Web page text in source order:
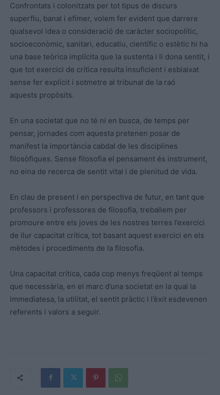
Confrontats i colonitzats per tot tipus de discurs
superflu, banal i efímer, volem fer evident que darrere
qualsevol idea o consideració de caràcter sociopolític,
socioeconòmic, sanitari, educatiu, científic o estètic hi ha
una base teòrica implícita que la sustenta i li dona sentit, i
que tot exercici de crítica resulta insuficient i esbiaixat
sense fer explícit i sotmetre al tribunal de la raó
aquests propòsits.
En una societat que no té ni en busca, de temps per
pensar, jornades com aquesta pretenen posar de
manifest la importància cabdal de les disciplines
filosòfiques. Sense filosofia el pensament és instrument,
no eina de recerca de sentit vital i de plenitud de vida.
En clau de present i en perspectiva de futur, en tant que
professors i professores de filosofia, treballem per
promoure entre els joves de les nostres terres l’exercici
de llur capacitat crítica, tot basant aquest exercici en els
mètodes i procediments de la filosofia.
Una capacitat crítica, cada cop menys freqüent al temps
que necessària, en el marc d’una societat en la qual la
immediatesa, la utilitat, el sentit pràctic i l’èxit esdevenen
referents i valors a seguir.